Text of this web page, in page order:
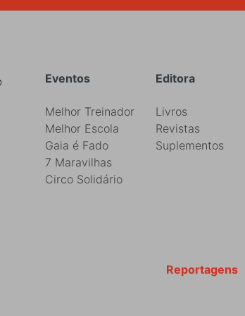
Rodapé Editora
Livros
Revistas
Suplementos
Eventos
Melhor Treinador
Melhor Escola
Gaia é Fado
7 Maravilhas
Circo Solidário
Reportagens